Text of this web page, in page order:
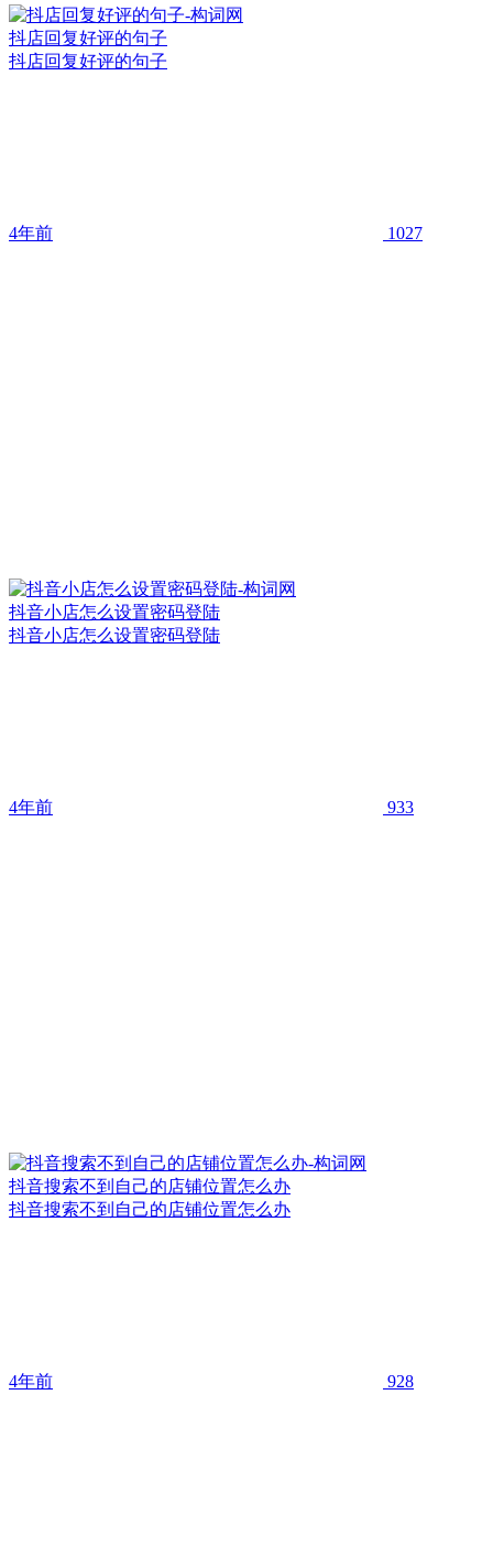
抖店回复好评的句子
抖店回复好评的句子
4年前 1027
抖音小店怎么设置密码登陆
抖音小店怎么设置密码登陆
4年前 933
抖音搜索不到自己的店铺位置怎么办
抖音搜索不到自己的店铺位置怎么办
4年前 928